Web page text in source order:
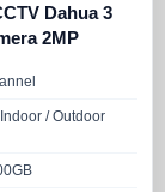
Dahua 3
2MP
/ Outdoor